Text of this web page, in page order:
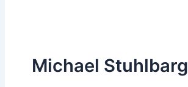
Michael Stuhlbarg